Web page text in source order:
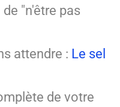
"n'être pas
attendre : Le sel
de votre